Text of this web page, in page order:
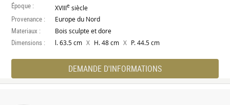
Époque : XVIIIe siècle
Provenance : Europe du Nord
Materiaux : Bois sculpte et dore
Dimensions : l. 63.5 cm X H. 48 cm X P. 44.5 cm
DEMANDE D'INFORMATIONS